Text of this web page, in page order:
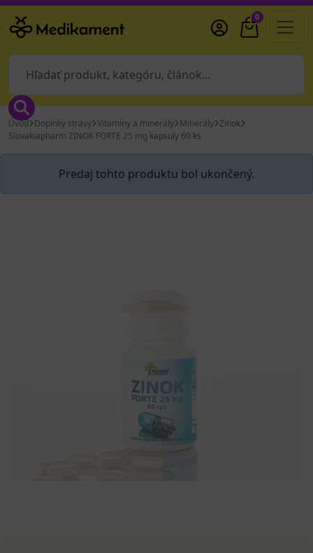
0
Úvod Doplnky stravy Vitamíny a minerály Minerály Zinok
Slovakiapharm ZINOK FORTE 25 mg kapsuly 60 ks
Predaj tohto produktu bol ukončený.